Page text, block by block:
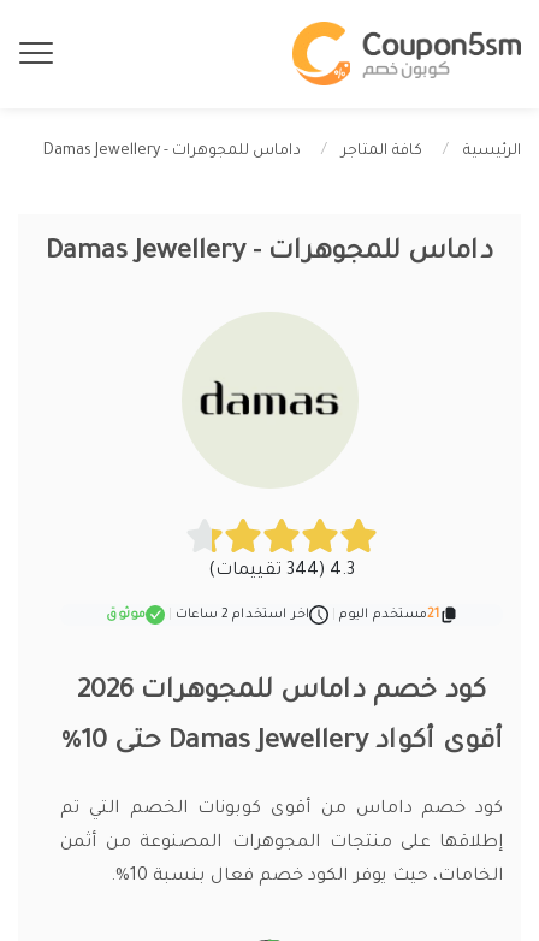
الرئيسية كافة المتاجر داماس للمجوهرات - Damas Jewellery
داماس للمجوهرات - Damas Jewellery
4.3 (344 تقييمات)
21مستخدم اليوم اخر استخدام 2 ساعات موثوق
كود خصم داماس للمجوهرات 2026
أقوى أكواد Damas Jewellery حتى 10%
كود خصم داماس من أقوى كوبونات الخصم التي تم
إطلاقها على منتجات المجوهرات المصنوعة من أثمن
الخامات، حيث يوفر الكود خصم فعال بنسبة 10%.